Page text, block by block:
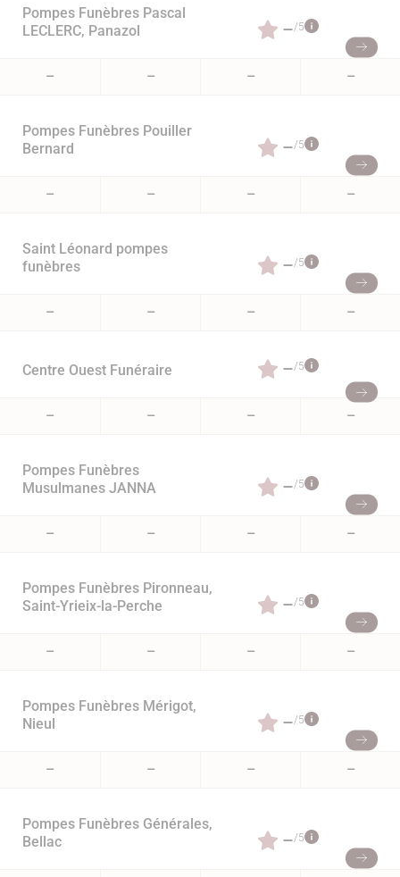
Pompes Funèbres Pascal
LECLERC, Panazol
–/5
– – – –
Pompes Funèbres Pouiller
Bernard
–/5
– – – –
Saint Léonard pompes
funèbres
–/5
– – – –
Centre Ouest Funéraire –/5
– – – –
Pompes Funèbres
Musulmanes JANNA
–/5
– – – –
Pompes Funèbres Pironneau,
Saint-Yrieix-la-Perche
–/5
– – – –
Pompes Funèbres Mérigot,
Nieul
–/5
– – – –
Pompes Funèbres Générales,
Bellac
–/5